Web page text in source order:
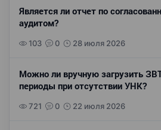
Является ли отчет по
аудитом?
103 0 28 июля 2026
Можно ли вручную загрузить
периоды при отсутствии УНК?
721 0 22 июля 2026